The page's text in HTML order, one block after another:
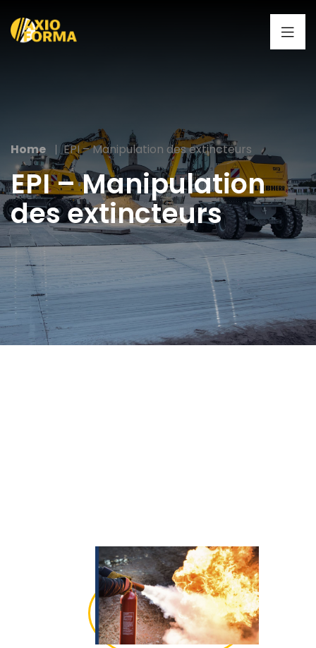
Home EPI – Manipulation des extincteurs
EPI – Manipulation
des extincteurs